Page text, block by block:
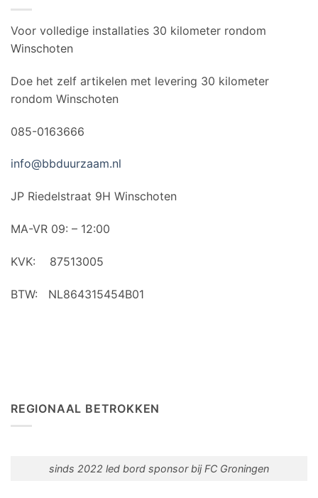
Voor volledige installaties 30 kilometer rondom
Winschoten
Doe het zelf artikelen met levering 30 kilometer
rondom Winschoten
085-0163666
info@bbduurzaam.nl
JP Riedelstraat 9H Winschoten
MA-VR 09: – 12:00
KVK: 87513005
BTW: NL864315454B01
REGIONAAL BETROKKEN
sinds 2022 led bord sponsor bij FC Groningen